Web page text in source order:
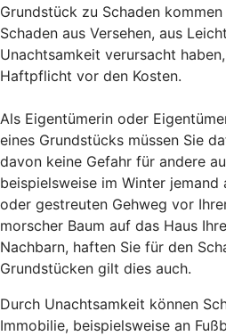
Grundstück zu Schaden
Schaden aus Versehen, aus
Unachtsamkeit verursacht
Haftpflicht vor den Kosten.
Als Eigentümerin oder
eines Grundstücks müssen Sie
davon keine Gefahr für andere
beispielsweise im Winter
oder gestreuten Gehweg vor
morscher Baum auf das Haus
Nachbarn, haften Sie für den
Grundstücken gilt dies auch.
Durch Unachtsamkeit können
Immobilie, beispielsweise an